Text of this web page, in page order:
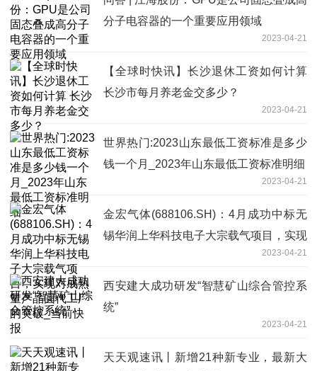
分子电容器的一个重要应用领域
2023-04-21
【全球时快讯】长沙退休工资如何计算
长沙市每月养老金交多少？
2023-04-21
世界热门:2023山东最低工资标准是多少
钱一个月_2023年山东最低工资标准明细
2023-04-21
金宏气体(688106.SH)：4月成功中标无
锡华润上华科技电子大宗载气项目，实现
对成熟量产晶圆代工厂的突破_当前快报
2023-04-21
西安建大成功研发“智慧矿山综合管控系
统”
2023-04-21
天天观速讯丨新增21种新专业，最新大